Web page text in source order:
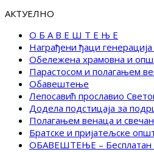
АКТУЕЛНО
О Б А В Е Ш Т Е Њ Е
Награђени ђаци
Обележена храмовна и
Парастосом и полагањем
Обавештење
Лепосавић прославио
Додела подстицаја за
Полагањем венаца и
Братске и пријатељске
ОБАВЕШТЕЊЕ – Бесплатан